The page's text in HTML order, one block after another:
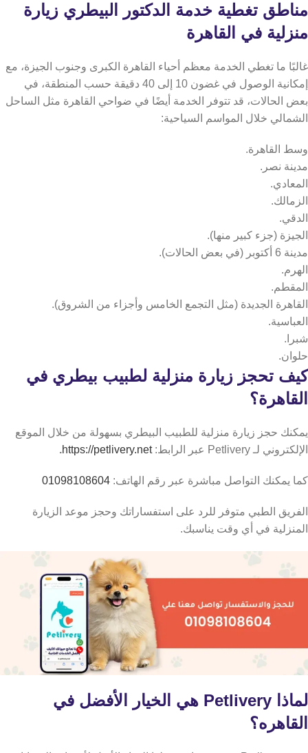
مناطق تغطية خدمة الدكتور البيطري زيارة
منزلية في القاهرة
غالبًا ما تغطي الخدمة معظم أحياء القاهرة الكبرى وجنوب الجيزة، مع
إمكانية الوصول في غضون 10 إلى 40 دقيقة حسب المنطقة، في
بعض الحالات، قد تتوفر الخدمة أيضًا في ضواحي القاهرة مثل الساحل
الشمالي خلال المواسم السياحية:
وسط القاهرة.
مدينة نصر.
المعادي.
الزمالك.
الدقي.
الجيزة (جزء كبير منها).
مدينة 6 أكتوبر (في بعض الحالات).
الهرم.
المقطم.
القاهرة الجديدة (مثل التجمع الخامس وأجزاء من الشروق).
العباسية.
شبرا.
حلوان.
كيف تحجز زيارة منزلية لطبيب بيطري في
القاهرة؟
يمكنك حجز زيارة منزلية للطبيب البيطري بسهولة من خلال الموقع
الإلكتروني لـ Petlivery عبر الرابط:
https://petlivery.net
.
كما يمكنك التواصل مباشرة عبر رقم الهاتف: 01098108604
الفريق الطبي متوفر للرد على استفساراتك وحجز موعد الزيارة
المنزلية في أي وقت يناسبك.
لماذا Petlivery هي الخيار الأفضل في
القاهره؟